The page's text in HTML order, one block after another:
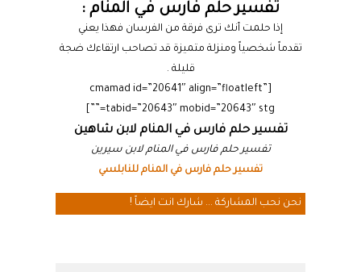
تفسير حلم فارس في المنام :
إذا حلمت أنك ترى فرقة من الفرسان فهذا يعني
تقدماً شخصياً ومنزلة متميزة قد تصاحب ارتقاءك ضجة
قليلة .
[cmamad id=”20641″ align=”floatleft”
tabid=”20643″ mobid=”20643″ stg=””]
تفسير حلم فارس في المنام لابن شاهين
تفسير حلم فارس في المنام لابن سيرين
تفسير حلم فارس في المنام للنابلسي
نحن نحب المشاركة ... شارك انت ايضاً !